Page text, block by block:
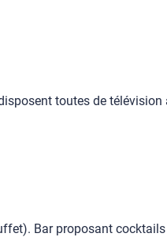
toutes de
Bar proposant cocktails